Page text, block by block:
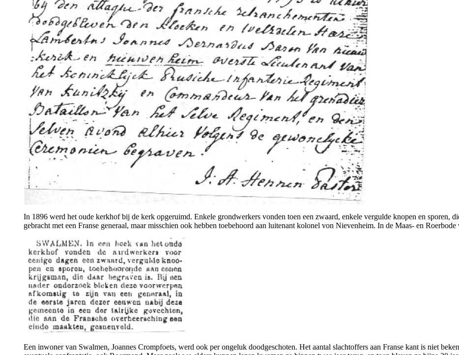
In 1896 werd het oude kerkhof bij de kerk opgeruimd. Enkele grondwerkers vonden toen een zwaard, enkele vergulde knopen en sporen,
gebracht met een Franse generaal, maar misschien ook hebben toebehoord aan luitenant kolonel von Nievenheim. In de Maas- en
Een inwoner van Swalmen, Joannes Crompfoets, werd ook per ongeluk doodgeschoten. Het aantal slachtoffers aan Franse kant is niet